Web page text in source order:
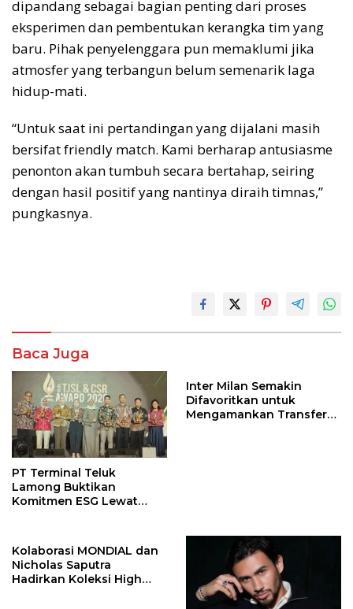
dipandang sebagai bagian penting dari proses
eksperimen dan pembentukan kerangka tim yang
baru. Pihak penyelenggara pun memaklumi jika
atmosfer yang terbangun belum semenarik laga
hidup-mati.
“Untuk saat ini pertandingan yang dijalani masih
bersifat friendly match. Kami berharap antusiasme
penonton akan tumbuh secara bertahap, seiring
dengan hasil positif yang nantinya diraih timnas,”
pungkasnya.
Baca Juga
PT Terminal Teluk
Lamong Buktikan
Komitmen ESG Lewat
Inter Milan Semakin
Difavoritkan untuk
Mengamankan Transfer
Kolaborasi MONDIAL dan
Nicholas Saputra
Hadirkan Koleksi High